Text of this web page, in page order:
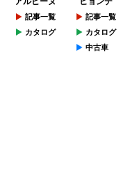
記事一覧
カタログ
記事一覧
カタログ
中古車